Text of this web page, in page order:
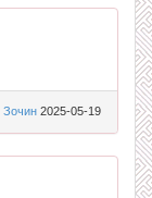
Зочин 2025-05-19